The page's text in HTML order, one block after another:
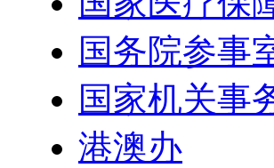
国务院参事
国家机关事
港澳办